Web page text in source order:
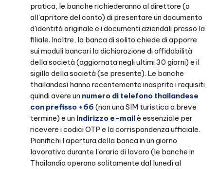
pratica, le banche richiederanno al direttore (o
all'apritore del conto) di presentare un documento
d'identità originale e i documenti aziendali presso la
filiale. Inoltre, la banca di solito chiede di apporre
sui moduli bancari la dichiarazione di affidabilità
della società (aggiornata negli ultimi 30 giorni) e il
sigillo della società (se presente). Le banche
thailandesi hanno recentemente inasprito i requisiti,
quindi avere un numero di telefono thailandese
con prefisso +66 (non una SIM turistica a breve
termine) e un indirizzo e-mailè essenziale per
ricevere i codici OTP e la corrispondenza ufficiale.
Pianifichi l'apertura della banca in un giorno
lavorativo durante l'orario di lavoro (le banche in
Thailandia operano solitamente dal lunedì al